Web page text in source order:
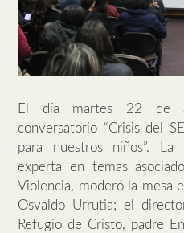
El día martes 22 de
conversatorio “Crisis del
para nuestros niños”. La
experta en temas
Violencia, moderó la mesa
Osvaldo Urrutia; el
Refugio de Cristo, padre